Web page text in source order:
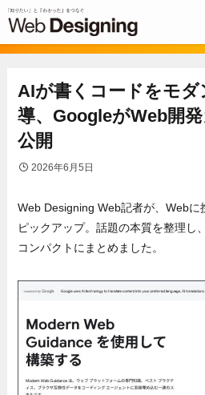
AIが書くコードをモダ
導、GoogleがWeb開
公開
2026年6月5日
Web Designing Web記者が、Webに
ピックアップ。話題の本質を整理し
コンパクトにまとめました。